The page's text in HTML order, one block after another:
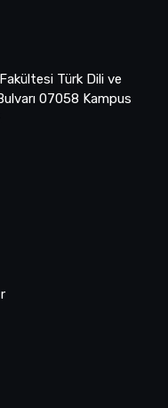
Türk Dili ve
07058 Kampus